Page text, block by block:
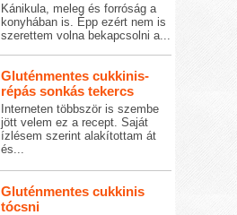
Kánikula, meleg és forróság a
konyhában is. Épp ezért nem is
szerettem volna bekapcsolni a...
Gluténmentes cukkinis-
répás sonkás tekercs
Interneten többször is szembe
jött velem ez a recept. Saját
ízlésem szerint alakítottam át
és...
Gluténmentes cukkinis
tócsni